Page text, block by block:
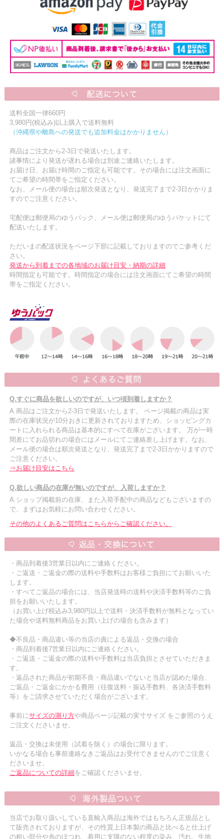
送料全国一律660円
3,980円(税込み)以上購入で送料無料
（沖縄県や離島への発送でも追加料金はかかりません）
商品はご注文から2-3日で発送いたします。
諸事情により発送が遅れる場合は別途ご連絡いたします。
お届け日、お届け時間のご指定も可能です。その場合には注文画面に
てご希望の時間帯をご指定ください。
なお、メール便の場合は順次発送となり、発送完了まで2-3日かかりま
すのでご注意ください。
宅配便は郵便局のゆうパック、メール便は郵便局のゆうパケットにて
配送いたします。
ただいまの配送状況をページ下部に記載しておりますのでご参考くだ
さい。
発送から到着までの各地域のお届け目安・納期の詳細
時間指定も可能です。時間指定の場合には注文画面にてご希望の時間
帯をご指定ください。
Q.すぐに商品を欲しいのですが、いつ頃到着しますか？
A.商品はご注文から2-3日で発送いたします。 ページ掲載の商品は実
際の在庫状況が10分おきに更新されておりますため、ショッピングカ
ートに入れられる商品は基本的にすべて在庫がございます。 万が一時
間差にてお品切れの場合にはメールにてご連絡差し上げます。なお、
メール便の場合は順次発送となり、発送完了まで2-3日かかりますので
ご注意ください。
⇒お届け目安はこちら
Q.欲しい商品の在庫が無いのですが、入荷しますか？
A.ショップ掲載前の在庫、また入荷手配中の商品などもございますの
で、まずはお気軽にお問い合わせください。
その他のよくあるご質問はこちらからご確認ください。
・商品到着後3営業日以内にご連絡ください。
・ご返送・ご返金の際の送料や手数料はお客様ご負担にてお願いいた
します。
・すべてご返品の場合には、当店発送時の送料や決済手数料等のご負
担をお願いいたします。
（お買い上げ税込み3,980円以上で送料・決済手数料が無料となってい
た場合や送料無料商品をお買い上げの場合も含みます）
◆不良品・商品違い等の当店の責による返品・交換の場合
・商品到着後7営業日以内にご連絡ください。
・ご返送・ご返金の際の送料や手数料は当店負担とさせていただきま
す。
・返品された商品が初期不良・商品違いでないと当店が認めた場合、
ご返品・ご返金にかかる費用（往復送料・振込手数料、各決済手数料
等）をご請求させていただく場合がございます。
事前にサイズの測り方や商品ページ記載の実寸サイズ をご参照のうえ
ご注文くださいませ。
返品・交換は未使用（試着を除く）の場合に限ります。
いかなる場合も事前連絡なきご返品はお受付できませんのでご注意く
ださいませ。
ご返品についての詳細をご確認くださいませ。
当店でお取り扱いしている直輸入商品は海外ではもちろん正規品とし
て販売されておりますが、その性質上日本製の商品と比べると仕上げ
の粗い部分や糸のほつれ、着用に支障のない程度の染み、汚れ、生地